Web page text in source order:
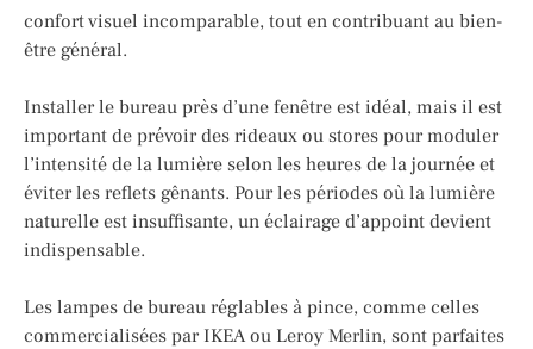
confort visuel incomparable, tout en contribuant au bien-
être général.
Installer le bureau près d’une fenêtre est idéal, mais il est
important de prévoir des rideaux ou stores pour moduler
l’intensité de la lumière selon les heures de la journée et
éviter les reflets gênants. Pour les périodes où la lumière
naturelle est insuffisante, un éclairage d’appoint devient
indispensable.
Les lampes de bureau réglables à pince, comme celles
commercialisées par IKEA ou Leroy Merlin, sont parfaites